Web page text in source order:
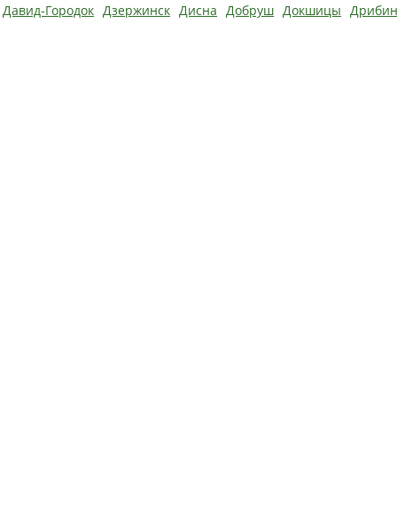
Давид-Городок Дзержинск Дисна Добруш Докшицы Дрибин